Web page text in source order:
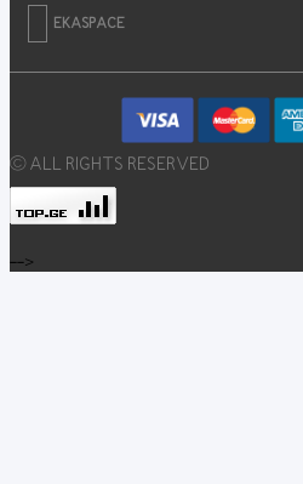
EKASPACE
© ALL RIGHTS RESERVED
-->